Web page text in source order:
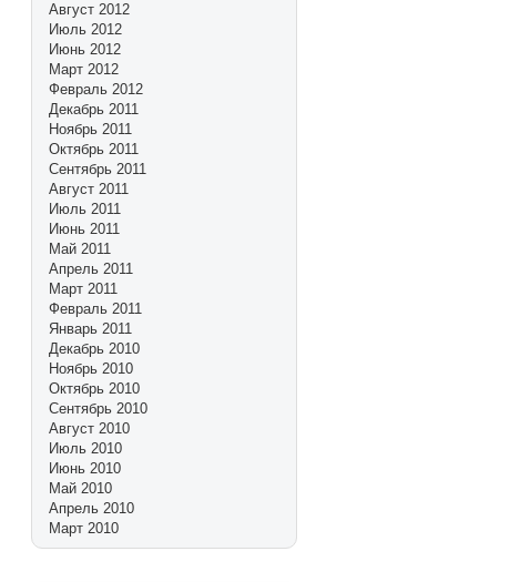
Август 2012
Июль 2012
Июнь 2012
Март 2012
Февраль 2012
Декабрь 2011
Ноябрь 2011
Октябрь 2011
Сентябрь 2011
Август 2011
Июль 2011
Июнь 2011
Май 2011
Апрель 2011
Март 2011
Февраль 2011
Январь 2011
Декабрь 2010
Ноябрь 2010
Октябрь 2010
Сентябрь 2010
Август 2010
Июль 2010
Июнь 2010
Май 2010
Апрель 2010
Март 2010